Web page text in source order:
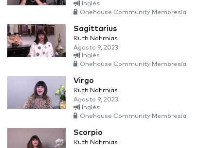
Inglés
Onehouse Community Membresía
Sagittarius
Ruth Nahmias
Agosto 9, 2023
Inglés
Onehouse Community Membresía
Virgo
Ruth Nahmias
Agosto 9, 2023
Inglés
Onehouse Community Membresía
Scorpio
Ruth Nahmias